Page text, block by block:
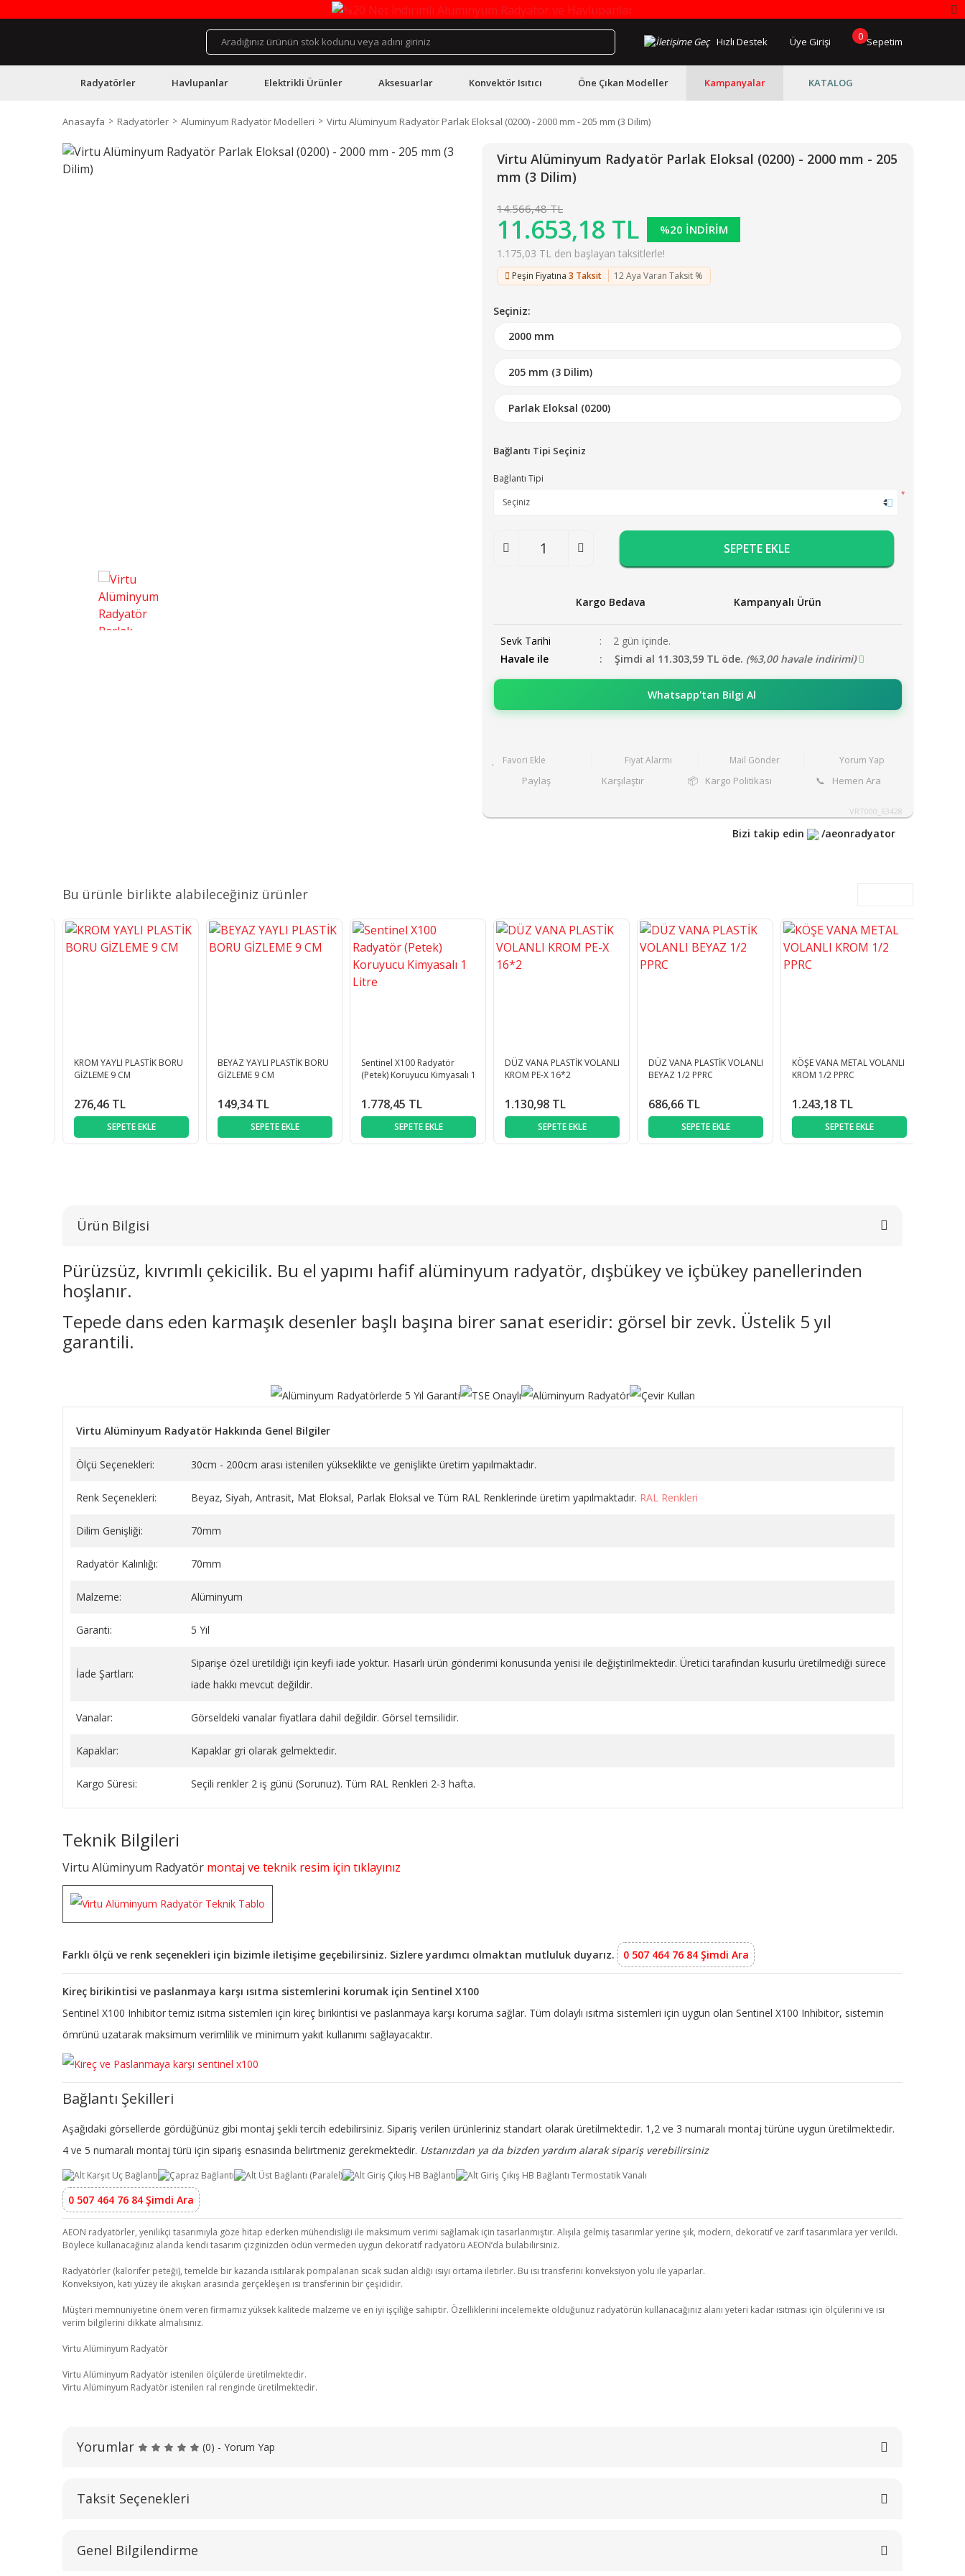
Hızlı Destek Üye Girişi 0 Sepetim
Radyatörler Havlupanlar Elektrikli Ürünler Aksesuarlar Konvektör Isıtıcı Öne Çıkan Modeller Kampanyalar KATALOG
Anasayfa Radyatörler Aluminyum Radyatör Modelleri Virtu Alüminyum Radyatör Parlak Eloksal (0200) - 2000 mm - 205 mm (3 Dilim)
Virtu Alüminyum Radyatör Parlak Eloksal (0200) - 2000 mm - 205
mm (3 Dilim)
14.566,48 TL
11.653,18 TL %20 İNDİRİM
1.175,03 TL den başlayan taksitlerle!
Peşin Fiyatına 3 Taksit 12 Aya Varan Taksit %
Seçiniz:
Bağlantı Tipi Seçiniz
Bağlantı Tipi
*
SEPETE EKLE
Kargo Bedava Kampanyalı Ürün
Sevk Tarihi
2 gün içinde.
Havale ile
Şimdi al 11.303,59 TL öde. (%3,00 havale indirimi)
Whatsapp'tan Bilgi Al
Fiyat Alarmı Mail Gönder Yorum Yap
Paylaş Karşılaştır 📦 Kargo Politikası 📞 Hemen Ara
VRT000_63428
Bizi takip edin /aeonradyator
Bu ürünle birlikte alabileceğiniz ürünler
KROM YAYLI PLASTİK BORU
GİZLEME 9 CM
276,46 TL
SEPETE EKLE
BEYAZ YAYLI PLASTİK BORU
GİZLEME 9 CM
149,34 TL
SEPETE EKLE
Sentinel X100 Radyatör
(Petek) Koruyucu Kimyasalı 1
1.778,45 TL
SEPETE EKLE
DÜZ VANA PLASTİK VOLANLI
KROM PE-X 16*2
1.130,98 TL
SEPETE EKLE
DÜZ VANA PLASTİK VOLANLI
BEYAZ 1/2 PPRC
686,66 TL
SEPETE EKLE
KÖŞE VANA METAL VOLANLI
KROM 1/2 PPRC
1.243,18 TL
SEPETE EKLE
Ürün Bilgisi
Pürüzsüz, kıvrımlı çekicilik. Bu el yapımı hafif alüminyum radyatör, dışbükey ve içbükey panellerinden
hoşlanır.
Tepede dans eden karmaşık desenler başlı başına birer sanat eseridir: görsel bir zevk. Üstelik 5 yıl
garantili.
Virtu Alüminyum Radyatör Hakkında Genel Bilgiler
Ölçü Seçenekleri: 30cm - 200cm arası istenilen yükseklikte ve genişlikte üretim yapılmaktadır.
Renk Seçenekleri: Beyaz, Siyah, Antrasit, Mat Eloksal, Parlak Eloksal ve Tüm RAL Renklerinde üretim yapılmaktadır. RAL Renkleri
Dilim Genişliği: 70mm
Radyatör Kalınlığı: 70mm
Malzeme: Alüminyum
Garanti: 5 Yıl
İade Şartları:
Siparişe özel üretildiği için keyfi iade yoktur. Hasarlı ürün gönderimi konusunda yenisi ile değiştirilmektedir. Üretici tarafından kusurlu üretilmediği sürece
iade hakkı mevcut değildir.
Vanalar: Görseldeki vanalar fiyatlara dahil değildir. Görsel temsilidir.
Kapaklar: Kapaklar gri olarak gelmektedir.
Kargo Süresi: Seçili renkler 2 iş günü (Sorunuz). Tüm RAL Renkleri 2-3 hafta.
Teknik Bilgileri
Virtu Alüminyum Radyatör montaj ve teknik resim için tıklayınız
Farklı ölçü ve renk seçenekleri için bizimle iletişime geçebilirsiniz. Sizlere yardımcı olmaktan mutluluk duyarız. 0 507 464 76 84 Şimdi Ara
Kireç birikintisi ve paslanmaya karşı ısıtma sistemlerini korumak için Sentinel X100
Sentinel X100 Inhibitor temiz ısıtma sistemleri için kireç birikintisi ve paslanmaya karşı koruma sağlar. Tüm dolaylı ısıtma sistemleri için uygun olan Sentinel X100 Inhibitor, sistemin
ömrünü uzatarak maksimum verimlilik ve minimum yakıt kullanımı sağlayacaktır.
Bağlantı Şekilleri
Aşağıdaki görsellerde gördüğünüz gibi montaj şekli tercih edebilirsiniz. Sipariş verilen ürünleriniz standart olarak üretilmektedir. 1,2 ve 3 numaralı montaj türüne uygun üretilmektedir.
4 ve 5 numaralı montaj türü için sipariş esnasında belirtmeniz gerekmektedir. Ustanızdan ya da bizden yardım alarak sipariş verebilirsiniz
0 507 464 76 84 Şimdi Ara
AEON radyatörler, yenilikçi tasarımıyla göze hitap ederken mühendisliği ile maksimum verimi sağlamak için tasarlanmıştır. Alışıla gelmiş tasarımlar yerine şık, modern, dekoratif ve zarif tasarımlara yer verildi.
Böylece kullanacağınız alanda kendi tasarım çizginizden ödün vermeden uygun dekoratif radyatörü AEON’da bulabilirsiniz.
Radyatörler (kalorifer peteği), temelde bir kazanda ısıtılarak pompalanan sıcak sudan aldığı ısıyı ortama iletirler. Bu ısı transferini konveksiyon yolu ile yaparlar.
Konveksiyon, katı yüzey ile akışkan arasında gerçekleşen ısı transferinin bir çeşididir.
Müşteri memnuniyetine önem veren firmamız yüksek kalitede malzeme ve en iyi işçiliğe sahiptir. Özelliklerini incelemekte olduğunuz radyatörün kullanacağınız alanı yeteri kadar ısıtması için ölçülerini ve ısı
verim bilgilerini dikkate almalısınız.
Virtu Alüminyum Radyatör
Virtu Alüminyum Radyatör istenilen ölçülerde üretilmektedir.
Virtu Alüminyum Radyatör istenilen ral renginde üretilmektedir.
Yorumlar (0) - Yorum Yap
Taksit Seçenekleri
Genel Bilgilendirme